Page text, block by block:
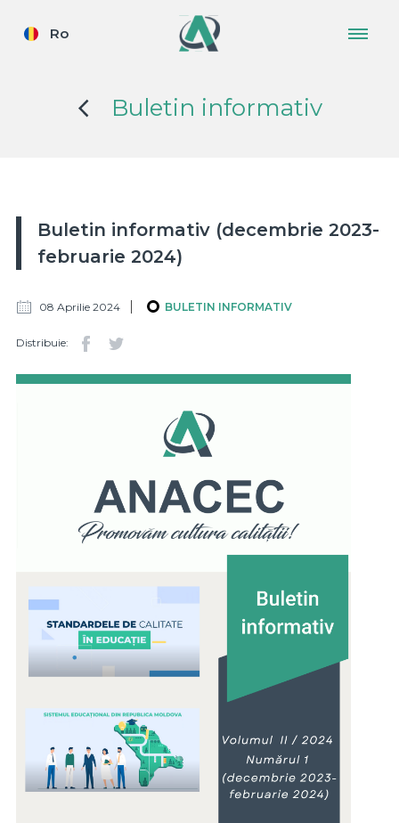
Ro
Buletin informativ
Buletin informativ (decembrie 2023-
februarie 2024)
08 Aprilie 2024 BULETIN INFORMATIV
Distribuie: